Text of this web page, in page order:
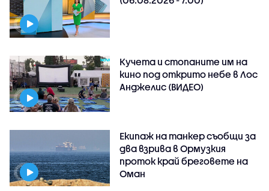
Кучета и стопаните им на
кино под открито небе в Лос
Анджелис (ВИДЕО)
Екипаж на танкер съобщи за
два взрива в Ормузкия
проток край бреговете на
Оман